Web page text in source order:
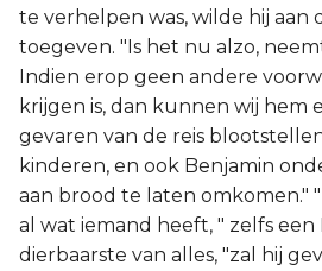
te verhelpen was, wilde hij aan
toegeven. "Is het nu alzo,
Indien erop geen andere
krijgen is, dan kunnen wij hem
gevaren van de reis
kinderen, en ook Benjamin
aan brood te laten omkomen."
al wat iemand heeft, " zelfs een
dierbaarste van alles, "zal hij